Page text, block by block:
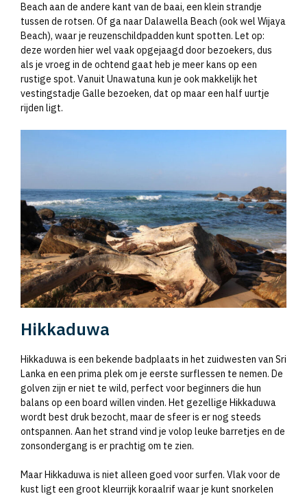
Beach aan de andere kant van de baai, een klein strandje
tussen de rotsen. Of ga naar Dalawella Beach (ook wel Wijaya
Beach), waar je reuzenschildpadden kunt spotten. Let op:
deze worden hier wel vaak opgejaagd door bezoekers, dus
als je vroeg in de ochtend gaat heb je meer kans op een
rustige spot. Vanuit Unawatuna kun je ook makkelijk het
vestingstadje Galle bezoeken, dat op maar een half uurtje
rijden ligt.
Hikkaduwa
Hikkaduwa is een bekende badplaats in het zuidwesten van Sri
Lanka en een prima plek om je eerste surflessen te nemen. De
golven zijn er niet te wild, perfect voor beginners die hun
balans op een board willen vinden. Het gezellige Hikkaduwa
wordt best druk bezocht, maar de sfeer is er nog steeds
ontspannen. Aan het strand vind je volop leuke barretjes en de
zonsondergang is er prachtig om te zien.
Maar Hikkaduwa is niet alleen goed voor surfen. Vlak voor de
kust ligt een groot kleurrijk koraalrif waar je kunt snorkelen